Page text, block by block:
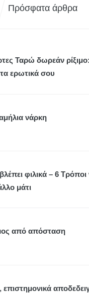
Πρόσφατα άρθρα
Ταρώ δωρεάν
τα ερωτικά σου
νάρκη
φιλικά – 6 Τρόποι
μάτι
από απόσταση
επιστημονικά